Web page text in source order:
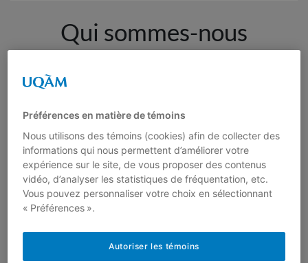
Milieu scolaire
Contenus théoriques
Publications
Actualités
Qui sommes-nous
http://alfaecm.uqam.ca.
Quelles données
personnelles sont
conservées et pourquoi
Commentaires
Préférences en matière de témoins
Nous utilisons des témoins (cookies) afin de collecter des
informations qui nous permettent d’améliorer votre
expérience sur le site, de vous proposer des contenus
vidéo, d’analyser les statistiques de fréquentation, etc.
Vous pouvez personnaliser votre choix en sélectionnant
« Préférences ».
Autoriser les témoins